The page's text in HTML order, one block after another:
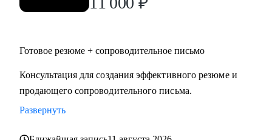
Готовое резюме + сопроводительное письмо
Консультация для создания эффективного резюме и
продающего сопроводительного письма.
Развернуть